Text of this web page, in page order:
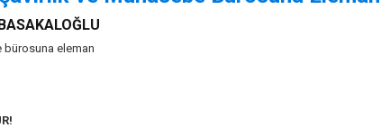
bürosuna eleman